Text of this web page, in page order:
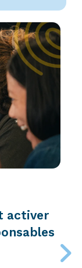
activer